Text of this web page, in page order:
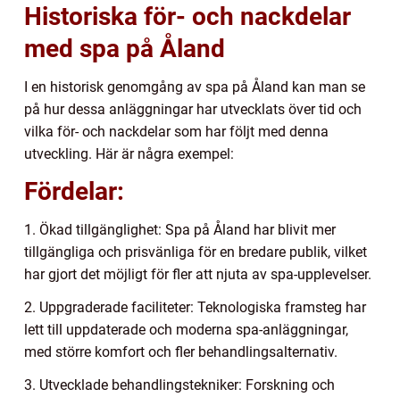
Historiska för- och nackdelar
med spa på Åland
I en historisk genomgång av spa på Åland kan man se
på hur dessa anläggningar har utvecklats över tid och
vilka för- och nackdelar som har följt med denna
utveckling. Här är några exempel:
Fördelar:
1. Ökad tillgänglighet: Spa på Åland har blivit mer
tillgängliga och prisvänliga för en bredare publik, vilket
har gjort det möjligt för fler att njuta av spa-upplevelser.
2. Uppgraderade faciliteter: Teknologiska framsteg har
lett till uppdaterade och moderna spa-anläggningar,
med större komfort och fler behandlingsalternativ.
3. Utvecklade behandlingstekniker: Forskning och